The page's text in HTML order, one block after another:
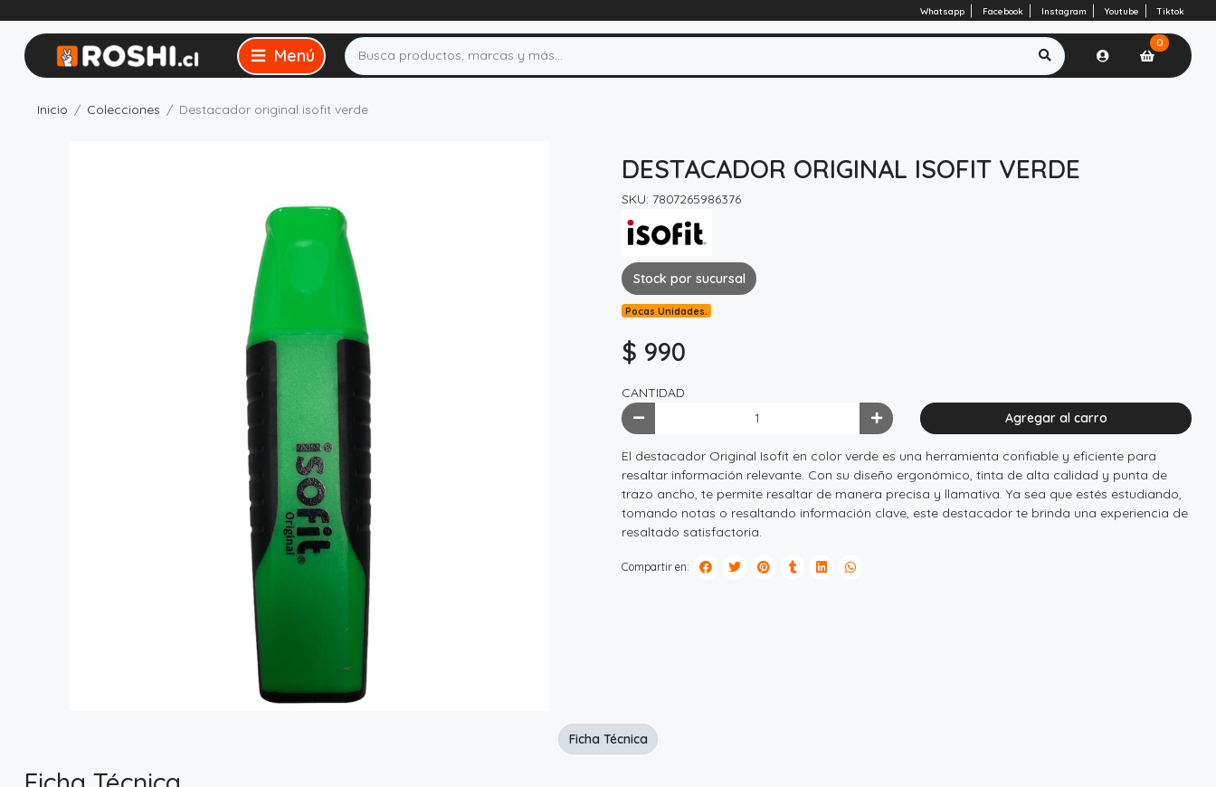
Whatsapp Facebook Instagram Youtube Tiktok
0
Inicio Colecciones Destacador original isofit verde
DESTACADOR ORIGINAL ISOFIT VERDE
SKU: 7807265986376
Stock por sucursal
Pocas Unidades.
$ 990
CANTIDAD
Agregar al carro
El destacador Original Isofit en color verde es una herramienta confiable y eficiente para
resaltar información relevante. Con su diseño ergonómico, tinta de alta calidad y punta de
trazo ancho, te permite resaltar de manera precisa y llamativa. Ya sea que estés estudiando,
tomando notas o resaltando información clave, este destacador te brinda una experiencia de
resaltado satisfactoria.
Compartir en:
Ficha Técnica